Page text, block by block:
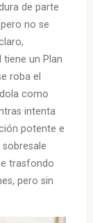
de parte
no se
tiene un Plan
roba el
como
intenta
potente e
trasfondo
pero sin